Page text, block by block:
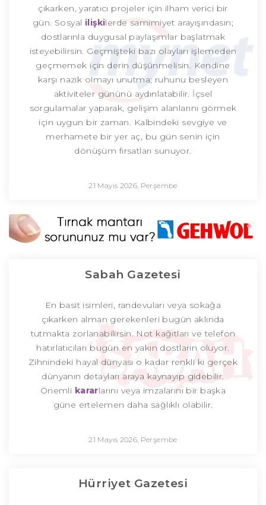
çıkarken, yaratıcı projeler için ilham verici bir
gün. Sosyal ilişkilerde samimiyet arayışındasın;
dostlarınla duygusal paylaşımlar başlatmak
isteyebilirsin. Geçmişteki bazı olayları işlemeden
geçmemek için derin düşünmelisin. Kendine
karşı nazik olmayı unutma; ruhunu besleyen
aktiviteler gününü aydınlatabilir. İçsel
sorgulamalar yaparak, gelişim alanlarını görmek
için uygun bir zaman. Kalbindeki sevgiye ve
merhamete bir yer aç, bu gün senin için
dönüşüm fırsatları sunuyor.
21 Mayıs 2026, Perşembe
Sabah Gazetesi
En basit isimleri, randevuları veya sokağa
çıkarken alman gerekenleri bugün aklında
tutmakta zorlanabilirsin. Not kağıtları ve telefon
hatırlatıcıları bugün en yakın dostların oluyor.
Zihnindeki hayal dünyası o kadar renkli ki gerçek
dünyanın detayları araya kaynayıp gidebilir.
Önemli kararlarını veya imzalarını bir başka
güne ertelemen daha sağlıklı olabilir.
21 Mayıs 2026, Perşembe
Hürriyet Gazetesi